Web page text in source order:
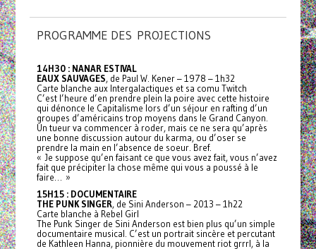
PROGRAMME DES PROJECTIONS
14H30 : NANAR ESTIVAL
EAUX SAUVAGES, de Paul W. Kener – 1978 – 1h32
Carte blanche aux Intergalactiques et sa comu Twitch
C’est l’heure d’en prendre plein la poire avec cette histoire
qui dénonce le Capitalisme lors d’un séjour en rafting d’un
groupes d’américains trop moyens dans le Grand Canyon.
Un tueur va commencer à roder, mais ce ne sera qu’après
une bonne discussion autour du karma, ou d’oser se
prendre la main en l’absence de soeur. Bref.
« Je suppose qu’en faisant ce que vous avez fait, vous n’avez
fait que précipiter la chose même qui vous a poussé à le
faire… »
15H15 : DOCUMENTAIRE
THE PUNK SINGER, de Sini Anderson – 2013 – 1h22
Carte blanche à Rebel Girl
The Punk Singer de Sini Anderson est bien plus qu’un simple
documentaire musical. C’est un portrait sincère et percutant
de Kathleen Hanna, pionnière du mouvement riot grrrl, à la